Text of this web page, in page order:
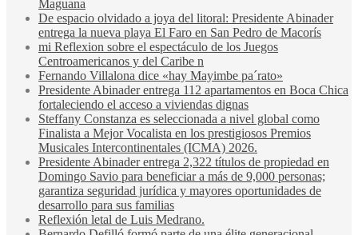
Maguana
De espacio olvidado a joya del litoral: Presidente Abinader
entrega la nueva playa El Faro en San Pedro de Macorís
mi Reflexion sobre el espectáculo de los Juegos
Centroamericanos y del Caribe n
Fernando Villalona dice «hay Mayimbe pa´rato»
Presidente Abinader entrega 112 apartamentos en Boca Chica
fortaleciendo el acceso a viviendas dignas
Steffany Constanza es seleccionada a nivel global como
Finalista a Mejor Vocalista en los prestigiosos Premios
Musicales Intercontinentales (ICMA) 2026.
Presidente Abinader entrega 2,322 títulos de propiedad en
Domingo Savio para beneficiar a más de 9,000 personas;
garantiza seguridad jurídica y mayores oportunidades de
desarrollo para sus familias
Reflexión letal de Luis Medrano.